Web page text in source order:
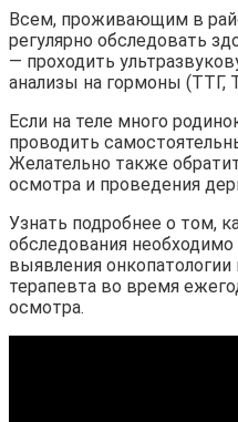
Всем, проживающим в
регулярно обследовать
— проходить
анализы на гормоны (ТТГ,
Если на теле много
проводить
Желательно также
осмотра и проведения
Узнать подробнее о том,
обследования необходимо
выявления
терапевта во время
осмотра.